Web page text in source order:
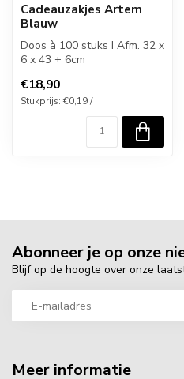
Cadeauzakjes Artem
Blauw
Doos à 100 stuks I Afm. 32 x
6 x 43 + 6cm
€18,90
Stukprijs: €0,19 /
Meer informatie
Abonneer je op onze
Blijf op de hoogte over onze